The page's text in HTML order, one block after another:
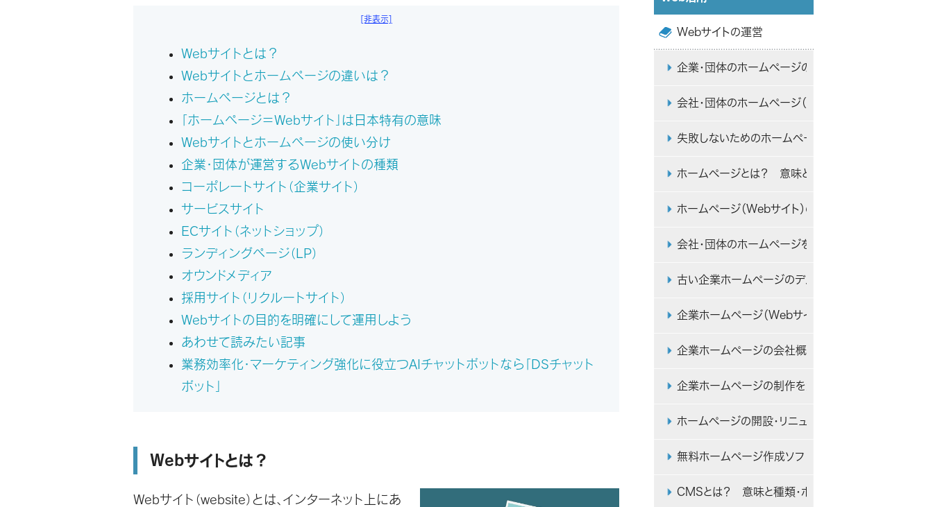
[非表示]
Webサイトとは？
Webサイトとホームページの違いは？
ホームページとは？
「ホームページ＝Webサイト」は日本特有の意味
Webサイトとホームページの使い分け
企業・団体が運営するWebサイトの種類
コーポレートサイト（企業サイト）
サービスサイト
ECサイト（ネットショップ）
ランディングページ（LP）
オウンドメディア
採用サイト（リクルートサイト）
Webサイトの目的を明確にして運用しよう
あわせて読みたい記事
業務効率化・マーケティング強化に役立つAIチャットボットなら「DSチャット
ボット」
Webサイトとは？
Webサイト（website）とは、インターネット上にあ
Webサイトの運営
企業・団体のホームページの開設方法・手順を初心者
会社・団体のホームページ（Webサイト）の作り方・
失敗しないためのホームページ制作会社（業者）の選
ホームページとは？ 意味とWebサイトとの違いを初
ホームページ（Webサイト）の仕組みとドメイン・サー
会社・団体のホームページを自作するメリット・デメリ
古い企業ホームページのデメリットやリニューアルの
企業ホームページ（Webサイト）リニューアルのポイ
企業ホームページの会社概要（会社案内）の必要項目
企業ホームページの制作を知人・友人などの知り合い
ホームページの開設・リニューアルのコンペ・相見積も
無料ホームページ作成ソフトのメリット・デメリットを
CMSとは？ 意味と種類・ホームページへの導入事例